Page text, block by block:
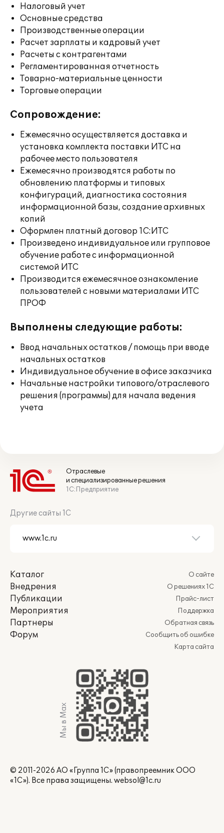
Налоговый учет
Основные средства
Производственные операции
Расчет зарплаты и кадровый учет
Расчеты с контрагентами
Регламентированная отчетность
Товарно-материальные ценности
Торговые операции
Сопровождение:
Ежемесячно осуществляется доставка и
установка комплекта поставки ИТС на
рабочее место пользователя
Ежемесячно производятся работы по
обновлению платформы и типовых
конфигураций, диагностика состояния
информационной базы, создание архивных
копий
Оформлен платный договор 1С:ИТС
Произведено индивидуальное или групповое
обучение работе с информационной
системой ИТС
Производится ежемесячное ознакомление
пользователей с новыми материалами ИТС
ПРОФ
Выполнены следующие работы:
Ввод начальных остатков / помощь при вводе
начальных остатков
Индивидуальное обучение в офисе заказчика
Начальные настройки типового/отраслевого
решения (программы) для начала ведения
учета
Отраслевые
и специализированные решения
1С:Предприятие
Другие сайты 1С
Каталог
Внедрения
Публикации
Мероприятия
Партнеры
Форум
О сайте
О решениях 1С
Прайс-лист
Поддержка
Обратная связь
Сообщить об ошибке
Карта сайта
Мы в Max
© 2011-2026 АО «Группа 1С» (правопреемник ООО
«1С»). Все права защищены. websol@1c.ru